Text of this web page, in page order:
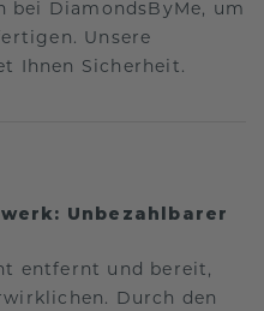
bei DiamondsByMe, um
Unsere
Ihnen Sicherheit.
Unbezahlbarer
entfernt und bereit,
Durch den